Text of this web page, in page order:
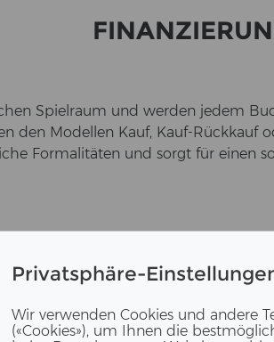
Privatsphäre-
Wir verwenden Cookies und andere
(«Cookies»), um Ihnen die
Spiel­raum und wer­den jedem
den Mo­del­len Kauf, Kauf-​Rückkauf
For­ma­li­tä­ten und sorgt für einen
Nut­zung von An­fang an eine
Falls sich die lang­fris­ti­gen Pläne
so un­ter­stützt ERNE den